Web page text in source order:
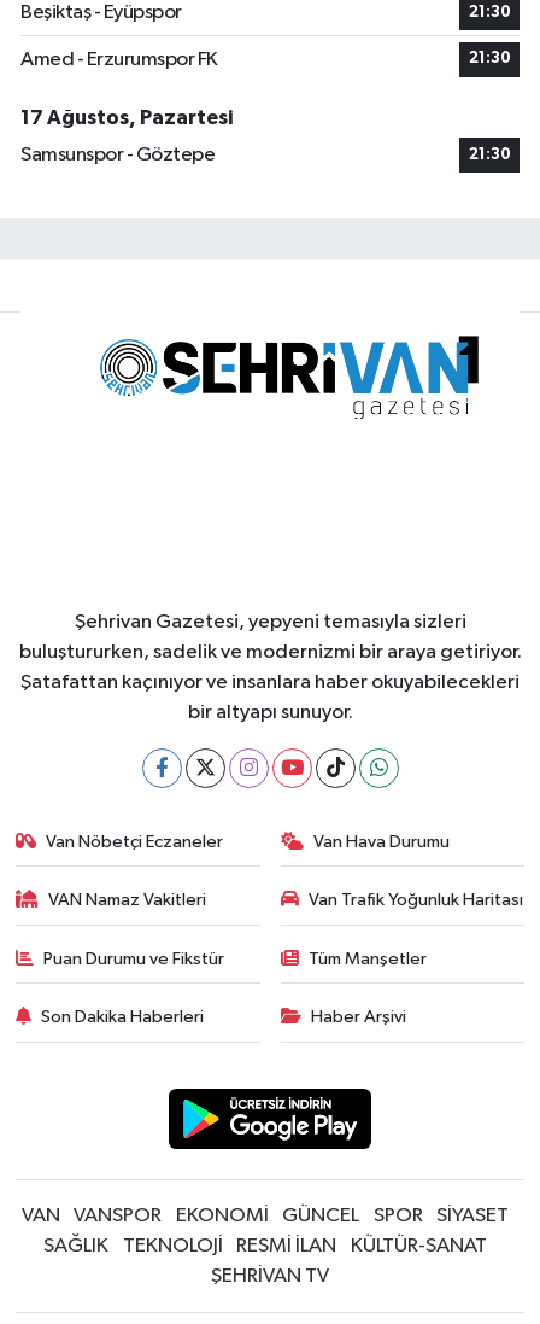
Beşiktaş - Eyüpspor 21:30
Amed - Erzurumspor FK 21:30
17 Ağustos, Pazartesi
Samsunspor - Göztepe
21:30
Şehrivan Gazetesi, yepyeni temasıyla sizleri
buluştururken, sadelik ve modernizmi bir araya getiriyor.
Şatafattan kaçınıyor ve insanlara haber okuyabilecekleri
bir altyapı sunuyor.
Van Nöbetçi Eczaneler Van Hava Durumu
VAN Namaz Vakitleri Van Trafik Yoğunluk Haritası
Puan Durumu ve Fikstür Tüm Manşetler
Son Dakika Haberleri Haber Arşivi
VAN VANSPOR EKONOMİ GÜNCEL SPOR
SİYASET
SAĞLIK
TEKNOLOJİ RESMİ İLAN
KÜLTÜR-SANAT
ŞEHRİVAN TV